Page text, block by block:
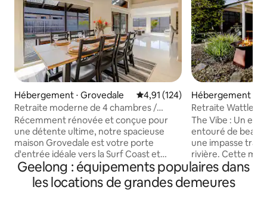
Hébergement ⋅ Grovedale Évaluation moyenne sur la
4,91 (124)
Retraite moderne de 4 chambres /
Recharge gratuite pour véhicules
électriques / Près de la côte de surf
Récemment rénovée et conçue pour
une détente ultime, notre spacieuse
maison Grovedale est votre porte
d'entrée idéale vers la Surf Coast et
Geelong. Que vous planifiiez une
escapade en famille, une visite à
l'Université Deakin ou un point de départ
Hébergement ⋅
ads
Retraite
famille et
The Vibe : Un
entouré de beaux
une impasse
rivière. Cette
propose un
et d'immenses
divertissement et
Geelong : équipements populaires dans
les locations de grandes demeures